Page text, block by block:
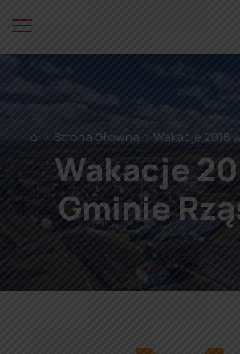
⌂ Strona Główna Wakacje 2018
Wakacje
Gminie